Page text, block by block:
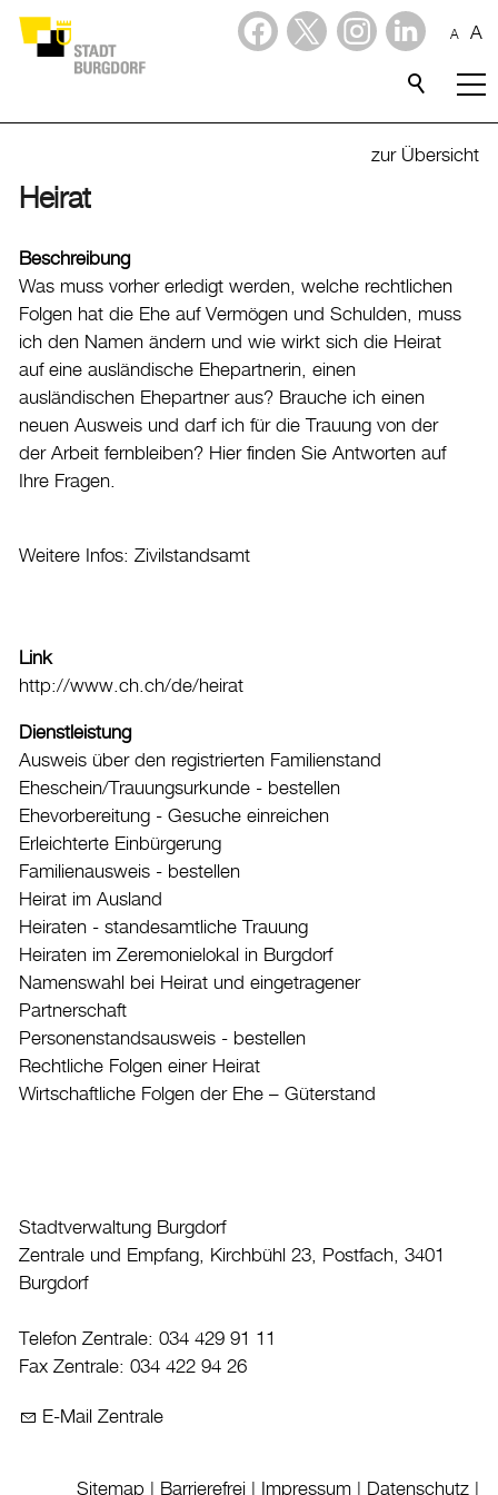
A A
Abfall
Ausländerinnen und Ausländer
Bildung
Sport
Freizeit
Gesundheit, Alter und Soziales
Kinder, Jugendliche und Familie
Auto & Parkieren
Sicherheit
Stadt, Recht und Politik
Tierisches
Umzug
Stadtporträt
Verwaltung & Politik
Wirtschaft
Burgdorf baut
Stadtplan
Drucken
zur Übersicht
Heirat
Beschreibung
Was muss vorher erledigt werden, welche rechtlichen
Folgen hat die Ehe auf Vermögen und Schulden, muss
ich den Namen ändern und wie wirkt sich die Heirat
auf eine ausländische Ehepartnerin, einen
ausländischen Ehepartner aus? Brauche ich einen
neuen Ausweis und darf ich für die Trauung von der
der Arbeit fernbleiben? Hier finden Sie Antworten auf
Ihre Fragen.
Weitere Infos: Zivilstandsamt
Link
http://www.ch.ch/de/heirat
Dienstleistung
Ausweis über den registrierten Familienstand
Eheschein/Trauungsurkunde - bestellen
Ehevorbereitung - Gesuche einreichen
Erleichterte Einbürgerung
Familienausweis - bestellen
Heirat im Ausland
Heiraten - standesamtliche Trauung
Heiraten im Zeremonielokal in Burgdorf
Namenswahl bei Heirat und eingetragener
Partnerschaft
Personenstandsausweis - bestellen
Rechtliche Folgen einer Heirat
Wirtschaftliche Folgen der Ehe – Güterstand
Stadtverwaltung Burgdorf
Zentrale und Empfang, Kirchbühl 23, Postfach, 3401
Burgdorf
Telefon Zentrale: 034 429 91 11
Fax Zentrale: 034 422 94 26
E-Mail Zentrale
Sitemap Barrierefrei Impressum Datenschutz